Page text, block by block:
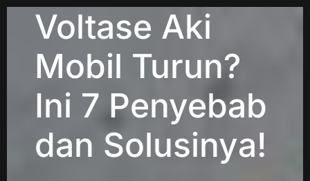
Voltase Aki
Mobil Turun?
Ini 7 Penyebab
dan Solusinya!